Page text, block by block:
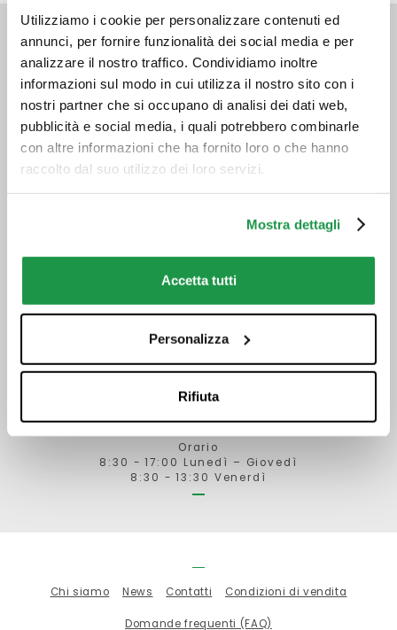
Utilizziamo i cookie per personalizzare contenuti ed
annunci, per fornire funzionalità dei social media e per
analizzare il nostro traffico. Condividiamo inoltre
informazioni sul modo in cui utilizza il nostro sito con i
nostri partner che si occupano di analisi dei dati web,
pubblicità e social media, i quali potrebbero combinarle
con altre informazioni che ha fornito loro o che hanno
raccolto dal suo utilizzo dei loro servizi.
Mostra dettagli
Accetta tutti
Personalizza
Rifiuta
52028 Terranuova Bracciolini (AR)
Telefono 0559121346
info@biemmecancelleria.com
Orario
8:30 - 17:00 Lunedì – Giovedì
8:30 - 13:30 Venerdì
Orario
Via Ville, 84/E
52028 Terranuova Bracciolini (AR)
Telefono 0559121346
ordini@biemmecancelleria.com
Orario
8:30 - 17:00 Lunedì – Giovedì
8:30 - 13:30 Venerdì
Chi siamo News Contatti Condizioni di vendita
Domande frequenti (FAQ)